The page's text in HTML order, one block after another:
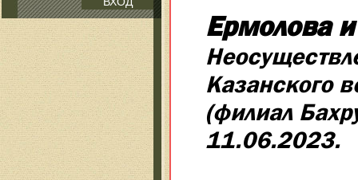
Ермолова и
Казанского
(филиал
11.06.2023.